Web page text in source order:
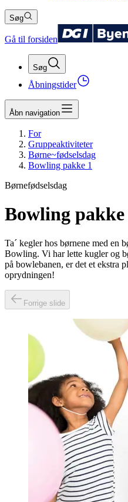
Søg
Gå til forsiden
Søg
Åbningstider
Åbn navigation
For
Gruppeaktiviteter
Børne~fødselsdag
Bowling pakke 1
Børnefødselsdag
Bowling pakke
Ta´ kegler hos børnene med en
Bowling. Vi har lette kugler og
på bowlebanen, er det et ekstra
oprydningen!
Forrige slide